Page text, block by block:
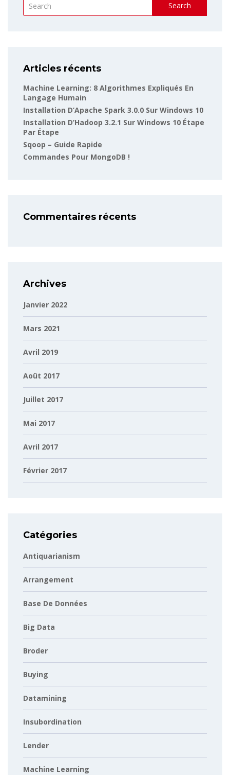
Search
Articles récents
Machine Learning: 8 Algorithmes Expliqués En
Langage Humain
Installation D’Apache Spark 3.0.0 Sur Windows 10
Installation D’Hadoop 3.2.1 Sur Windows 10 Étape
Par Étape
Sqoop – Guide Rapide
Commandes Pour MongoDB !
Commentaires récents
Archives
Janvier 2022
Mars 2021
Avril 2019
Août 2017
Juillet 2017
Mai 2017
Avril 2017
Février 2017
Catégories
Antiquarianism
Arrangement
Base De Données
Big Data
Broder
Buying
Datamining
Insubordination
Lender
Machine Learning